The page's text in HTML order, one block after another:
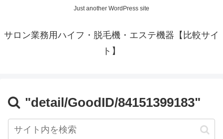
Just another WordPress site
サロン業務用ハイフ・脱毛機・エステ機器【比較サイ
ト】
"detail/GoodID/84151399183"